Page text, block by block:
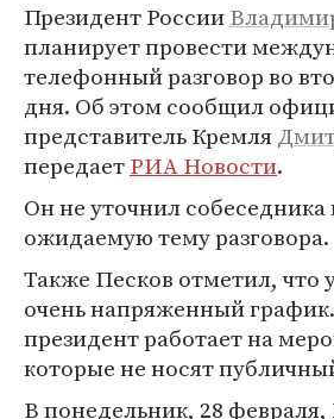
Президент России
планирует провести
телефонный разговор во
дня. Об этом сообщил
представитель Кремля
передаетРИА Новости.
Он не уточнил собеседника
ожидаемую тему разговора.
Также Песков отметил, что
очень напряженный
президент работает на
которые не носят
В понедельник, 28 февраля,